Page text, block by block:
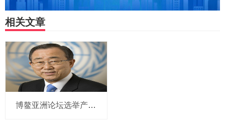
相关文章
博鳌亚洲论坛选举产生新一届理事会 潘基文当选理事长